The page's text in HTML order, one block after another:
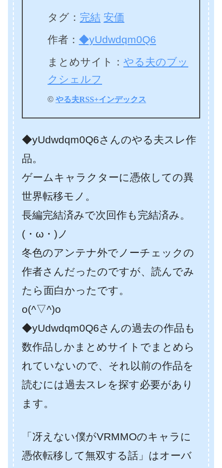
タグ： 完結 安価
作者： ◆yUdwdqm0Q6
まとめサイト： やる夫のブッ
クシェルフ
© やる夫RSS+インデックス
◆yUdwdqm0Q6さんのやる夫スレ作
品。
ゲームキャラクターに憑依しての異
世界転移モノ。
長編完結済みで次回作も完結済み。
(・ω・)ノ
冬色のアンテナ外でノーチェックの
作者さんだったのですが、読んでみ
たら面白かったです。
o(^▽^)o
◆yUdwdqm0Q6さんの過去の作品も
数作品しかまとめサイトでまとめら
れていないので、それ以前の作品を
読むには過去スレを探す必要があり
ます。
「冴えない僕がVRMMOのキャラに
憑依転移して無双する話」はオーバ